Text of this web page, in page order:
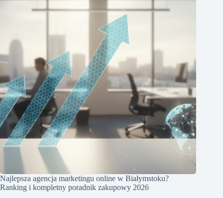
Najlepsza agencja marketingu online w Białymstoku?
Ranking i kompletny poradnik zakupowy 2026